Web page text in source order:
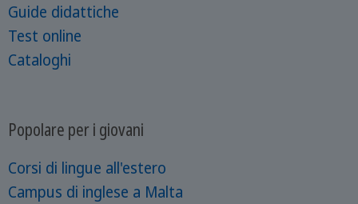
Guide didattiche
Test online
Cataloghi
Popolare per i giovani
Corsi di lingue all'estero
Campus di inglese a Malta